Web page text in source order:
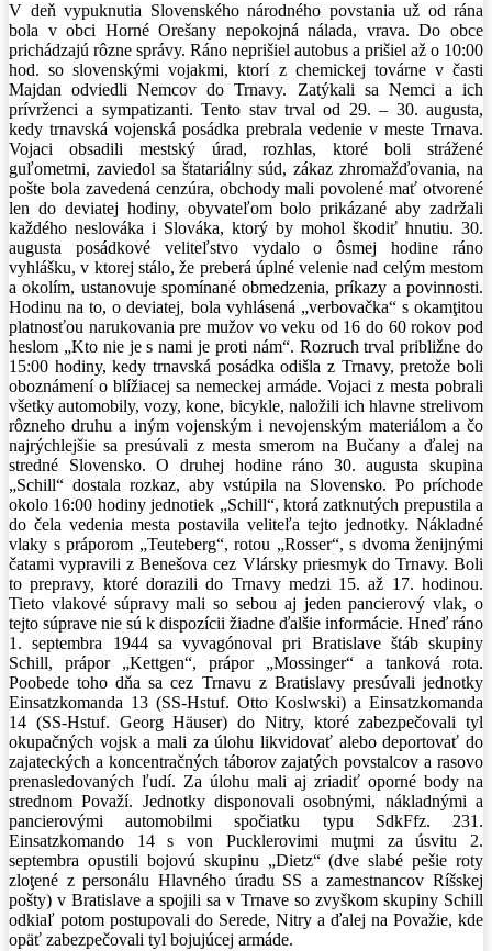
V deň vypuknutia Slovenského národného povstania už od rána
bola v obci Horné Orešany nepokojná nálada, vrava. Do obce
prichádzajú rôzne správy. Ráno neprišiel autobus a prišiel až o 10:00
hod. so slovenskými vojakmi, ktorí z chemickej továrne v časti
Majdan odviedli Nemcov do Trnavy. Zatýkali sa Nemci a ich
prívrženci a sympatizanti. Tento stav trval od 29. – 30. augusta,
kedy trnavská vojenská posádka prebrala vedenie v meste Trnava.
Vojaci obsadili mestský úrad, rozhlas, ktoré boli strážené
guľometmi, zaviedol sa štatariálny súd, zákaz zhromažďovania, na
pošte bola zavedená cenzúra, obchody mali povolené mať otvorené
len do deviatej hodiny, obyvateľom bolo prikázané aby zadržali
každého neslováka i Slováka, ktorý by mohol škodiť hnutiu. 30.
augusta posádkové veliteľstvo vydalo o ôsmej hodine ráno
vyhlášku, v ktorej stálo, že preberá úplné velenie nad celým mestom
a okolím, ustanovuje spomínané obmedzenia, príkazy a povinnosti.
Hodinu na to, o deviatej, bola vyhlásená „verbovačka“ s okamţitou
platnosťou narukovania pre mužov vo veku od 16 do 60 rokov pod
heslom „Kto nie je s nami je proti nám“. Rozruch trval približne do
15:00 hodiny, kedy trnavská posádka odišla z Trnavy, pretože boli
oboznámení o blížiacej sa nemeckej armáde. Vojaci z mesta pobrali
všetky automobily, vozy, kone, bicykle, naložili ich hlavne strelivom
rôzneho druhu a iným vojenským i nevojenským materiálom a čo
najrýchlejšie sa presúvali z mesta smerom na Bučany a ďalej na
stredné Slovensko. O druhej hodine ráno 30. augusta skupina
„Schill“ dostala rozkaz, aby vstúpila na Slovensko. Po príchode
okolo 16:00 hodiny jednotiek „Schill“, ktorá zatknutých prepustila a
do čela vedenia mesta postavila veliteľa tejto jednotky. Nákladné
vlaky s práporom „Teuteberg“, rotou „Rosser“, s dvoma ženijnými
čatami vypravili z Benešova cez Vlársky priesmyk do Trnavy. Boli
to prepravy, ktoré dorazili do Trnavy medzi 15. až 17. hodinou.
Tieto vlakové súpravy mali so sebou aj jeden pancierový vlak, o
tejto súprave nie sú k dispozícii žiadne ďalšie informácie. Hneď ráno
1. septembra 1944 sa vyvagónoval pri Bratislave štáb skupiny
Schill, prápor „Kettgen“, prápor „Mossinger“ a tanková rota.
Poobede toho dňa sa cez Trnavu z Bratislavy presúvali jednotky
Einsatzkomanda 13 (SS-Hstuf. Otto Koslwski) a Einsatzkomanda
14 (SS-Hstuf. Georg Häuser) do Nitry, ktoré zabezpečovali tyl
okupačných vojsk a mali za úlohu likvidovať alebo deportovať do
zajateckých a koncentračných táborov zajatých povstalcov a rasovo
prenasledovaných ľudí. Za úlohu mali aj zriadiť oporné body na
strednom Považí. Jednotky disponovali osobnými, nákladnými a
pancierovými automobilmi spočiatku typu SdkFfz. 231.
Einsatzkomando 14 s von Pucklerovimi muţmi za úsvitu 2.
septembra opustili bojovú skupinu „Dietz“ (dve slabé pešie roty
zloţené z personálu Hlavného úradu SS a zamestnancov Ríšskej
pošty) v Bratislave a spojili sa v Trnave so zvyškom skupiny Schill
odkiaľ potom postupovali do Serede, Nitry a ďalej na Považie, kde
opäť zabezpečovali tyl bojujúcej armáde.